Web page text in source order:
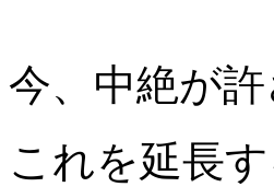
今、中絶が
これを延長